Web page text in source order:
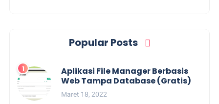
Popular Posts
Aplikasi File Manager Berbasis
Web Tampa Database (Gratis)
Maret 18, 2022